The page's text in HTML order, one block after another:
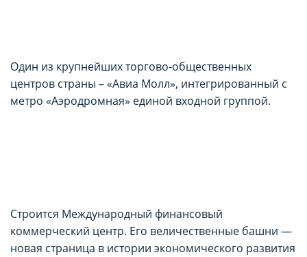
Один из крупнейших торгово-общественных
центров страны – «Авиа Молл», интегрированный с
метро «Аэродромная» единой входной группой.
Строится Международный финансовый
коммерческий центр. Его величественные башни —
новая страница в истории экономического развития